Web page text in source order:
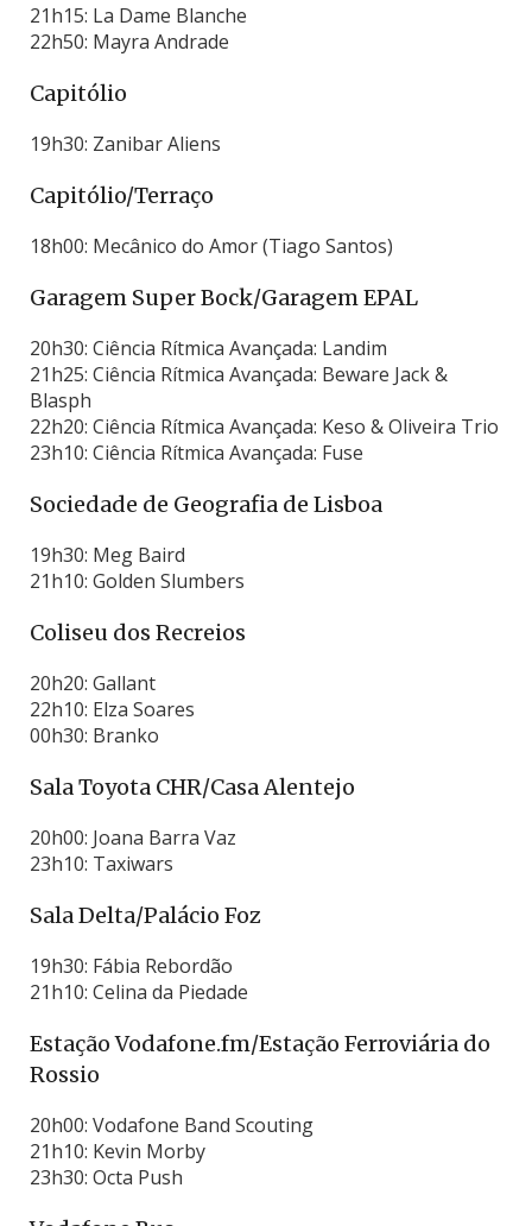
21h15: La Dame Blanche
22h50: Mayra Andrade
Capitólio
19h30: Zanibar Aliens
Capitólio/Terraço
18h00: Mecânico do Amor (Tiago Santos)
Garagem Super Bock/Garagem EPAL
20h30: Ciência Rítmica Avançada: Landim
21h25: Ciência Rítmica Avançada: Beware Jack &
Blasph
22h20: Ciência Rítmica Avançada: Keso & Oliveira Trio
23h10: Ciência Rítmica Avançada: Fuse
Sociedade de Geografia de Lisboa
19h30: Meg Baird
21h10: Golden Slumbers
Coliseu dos Recreios
20h20: Gallant
22h10: Elza Soares
00h30: Branko
Sala Toyota CHR/Casa Alentejo
20h00: Joana Barra Vaz
23h10: Taxiwars
Sala Delta/Palácio Foz
19h30: Fábia Rebordão
21h10: Celina da Piedade
Estação Vodafone.fm/Estação Ferroviária do
Rossio
20h00: Vodafone Band Scouting
21h10: Kevin Morby
23h30: Octa Push